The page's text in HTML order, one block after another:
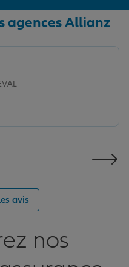
agences Allianz
avis
nos